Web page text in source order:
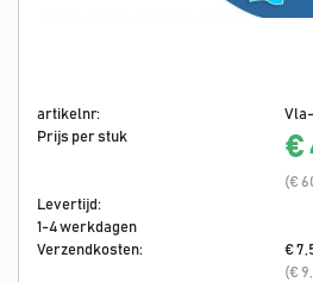
artikelnr:
Prijs per stuk
€
(€
Levertijd:
1-4 werkdagen
Verzendkosten:
€
(€